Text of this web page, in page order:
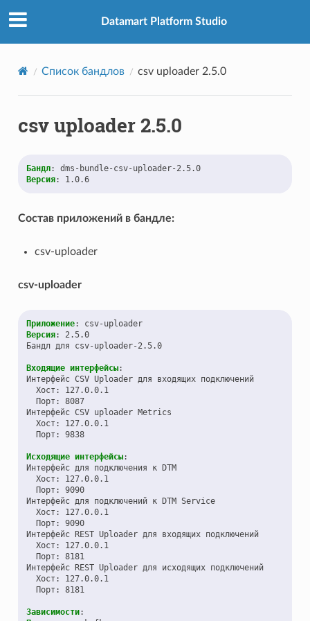
Datamart Platform Studio
Список бандлов csv uploader 2.5.0
csv uploader 2.5.0
Бандл:
dms-bundle-csv-uploader-2.5.0
Версия: 1.0.6
Состав приложений в бандле:
csv-uploader
csv-uploader
Приложение:
csv-uploader
Версия:
2.5.0
Бандл для csv-uploader-2.5.0
Входящие интерфейсы:
Интерфейс CSV Uploader для входящих подключений
Хост :
127.0.0.1
Порт :
8087
Интерфейс CSV uploader Metrics
Хост :
127.0.0.1
Порт : 9838
Исходящие интерфейсы:
Интерфейс для подключения к DTM
Хост :
127.0.0.1
Порт :
9090
Интерфейс для подключений к DTM Service
Хост :
127.0.0.1
Порт :
9090
Интерфейс REST Uploader для входящих подключений
Хост :
127.0.0.1
Порт :
8181
Интерфейс REST Uploader для исходящих подключений
Хост :
127.0.0.1
Порт : 8181
Зависимости: